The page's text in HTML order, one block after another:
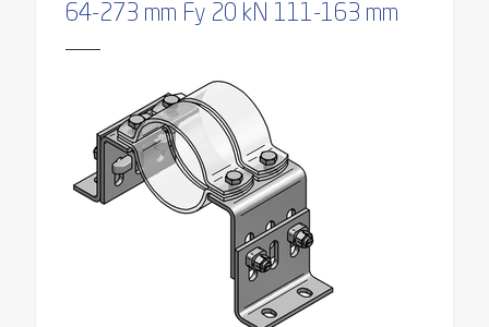
64-273 mm Fy 20 kN 111-163 mm